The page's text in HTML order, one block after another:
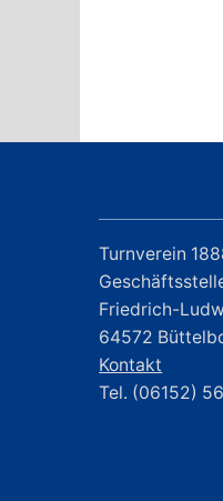
Turnverein
Friedrich-
64572
Kontakt
Tel. (06152)